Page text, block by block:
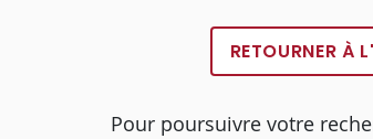
RETOURNER À
Pour poursuivre votre